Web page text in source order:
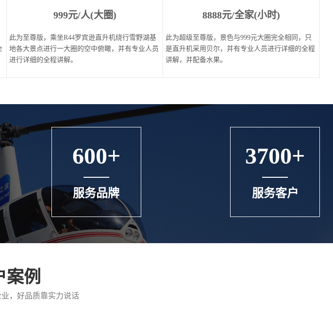
999元/人(大圈)
此为至尊版，乘坐R44罗宾逊直升机绕行雪野湖基
地各大景点进行一大圈的空中俯瞰，并有专业人员
进行详细的全程讲解。
8888元/全家(小时)
此为超级至尊版，景色与999元大圈完全相同，只
是直升机采用贝尔，并有专业人员进行详细的全程
讲解，并配备水果。
600+
服务品牌
3700+
服务客户
案例
，好品质靠实力说话